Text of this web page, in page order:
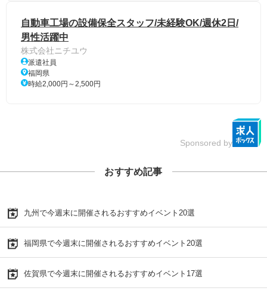
自動車工場の設備保全スタッフ/未経験OK/週休2日/
男性活躍中
株式会社ニチユウ
派遣社員
福岡県
時給2,000円～2,500円
Sponsored by
おすすめ記事
九州で今週末に開催されるおすすめイベント20選
福岡県で今週末に開催されるおすすめイベント20選
佐賀県で今週末に開催されるおすすめイベント17選